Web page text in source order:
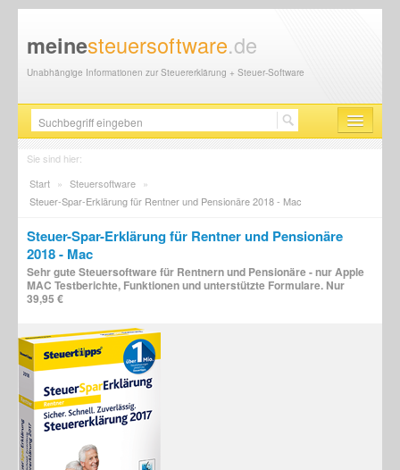
meinesteuersoftware.de
Unabhängige Informationen zur Steuererklärung + Steuer-Software
Steuersoftware
Steuererklärung
Finanzamt
Steuerberater
Sie sind hier:
Start » Steuersoftware »
Steuer-Spar-Erklärung für Rentner und Pensionäre 2018 - Mac
Steuer-Spar-Erklärung für Rentner und Pensionäre
2018 - Mac
Sehr gute Steuersoftware für Rentnern und Pensionäre - nur Apple
MAC Testberichte, Funktionen und unterstützte Formulare. Nur
39,95 €